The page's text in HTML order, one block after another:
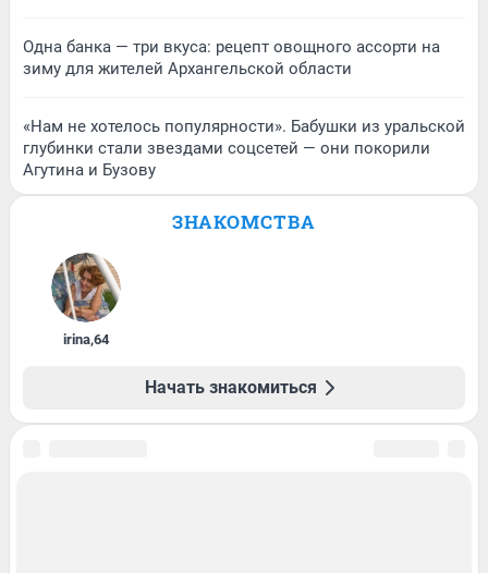
Одна банка — три вкуса: рецепт овощного ассорти на
зиму для жителей Архангельской области
«Нам не хотелось популярности». Бабушки из уральской
глубинки стали звездами соцсетей — они покорили
Агутина и Бузову
ЗНАКОМСТВА
irina,64
Начать знакомиться